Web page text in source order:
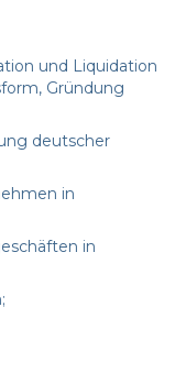
und Liquidation
Gründung
deutscher
in
in